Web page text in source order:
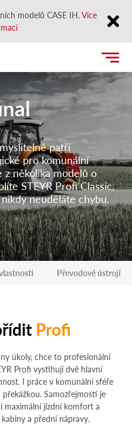
modelů CASE IH.Více
Close
patří
pro komunální
několika modelů o
STEYR Profi Classic,
neuděláte chybu.
Převodové ústrojí
Profi
úkoly, chce to profesionální
Profi vystihují dvě hlavní
I práce v komunální sféře
Samozřejmostí je
maximální jízdní komfort a
a přední nápravy.